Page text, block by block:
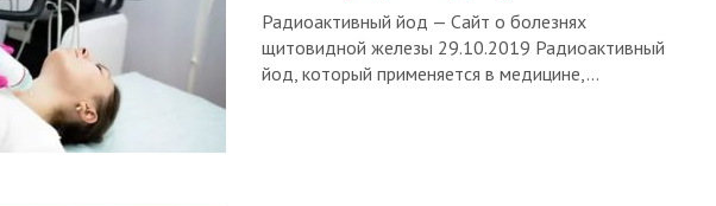
Радиоактивный йод — Сайт о болезнях
щитовидной железы 29.10.2019 Радиоактивный
йод, который применяется в медицине,…